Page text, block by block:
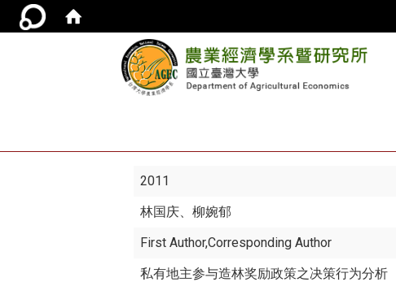
2011
林国庆、柳婉郁
First Author,Corresponding Author
私有地主参与造林奖励政策之决策行为分析